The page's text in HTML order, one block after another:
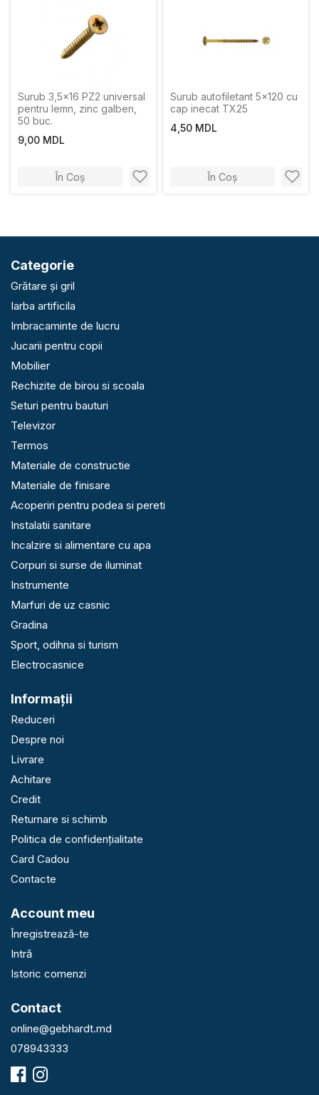
Surub 3,5x16 PZ2 universal
pentru lemn, zinc galben,
50 buc.
9,00 MDL
În Coș
Surub autofiletant 5x120 cu
cap inecat TX25
4,50 MDL
În Coș
Categorie
Grătare și gril
Iarba artificila
Imbracaminte de lucru
Jucarii pentru copii
Mobilier
Rechizite de birou si scoala
Seturi pentru bauturi
Televizor
Termos
Materiale de constructie
Materiale de finisare
Acoperiri pentru podea si pereti
Instalatii sanitare
Incalzire si alimentare cu apa
Corpuri si surse de iluminat
Instrumente
Marfuri de uz casnic
Gradina
Sport, odihna si turism
Electrocasnice
Informaţii
Reduceri
Despre noi
Livrare
Achitare
Credit
Returnare si schimb
Politica de confidențialitate
Card Cadou
Contacte
Account meu
Înregistrează-te
Intră
Istoric comenzi
Contact
online@gebhardt.md
078943333